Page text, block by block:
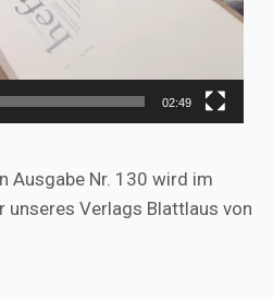
02:49
Ausgabe Nr. 130 wird im
unseres Verlags Blattlaus von